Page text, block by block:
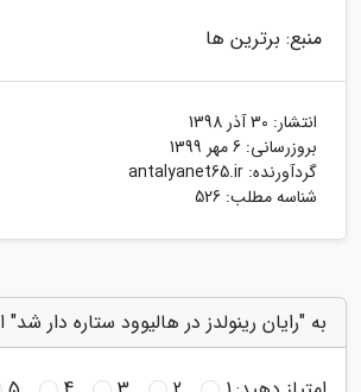
منبع: برترین ها
انتشار: 30 آذر 1398
بروزرسانی: 6 مهر 1399
گردآورنده: antalyanet65.ir
شناسه مطلب: 526
به "رایان رینولدز در هالیوود ستاره دار شد"